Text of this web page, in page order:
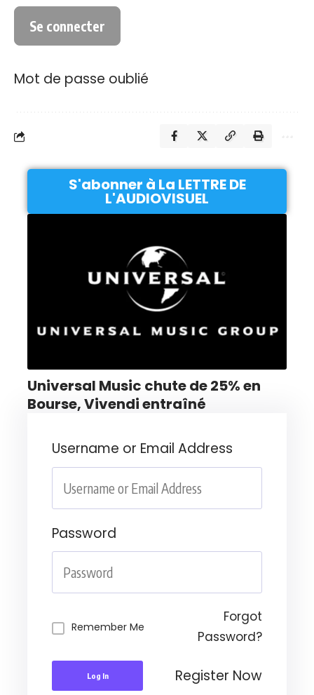
Mot de passe oublié
S'abonner à La LETTRE DE
L'AUDIOVISUEL
Universal Music chute de 25% en
Bourse, Vivendi entraîné
Username or Email Address
Password
Remember Me
Forgot
Password?
Log In Register Now